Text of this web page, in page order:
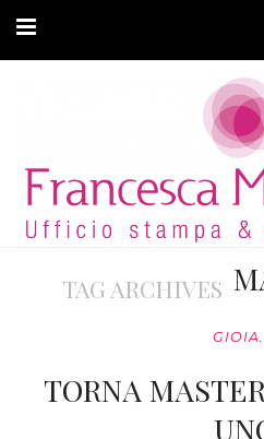
ARTICOLI
MODA ADATTIVA
CONTATTI
TAG ARCHIVES
TORNA